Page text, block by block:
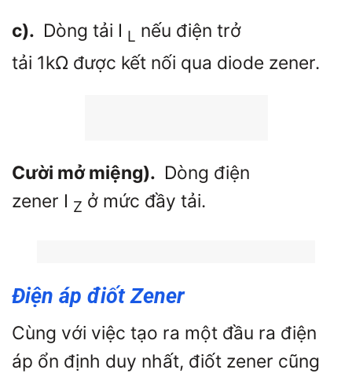
c). Dòng tải I L nếu điện trở
tải 1kΩ được kết nối qua diode zener.
Cười mở miệng). Dòng điện
zener I Z ở mức đầy tải.
Điện áp điốt Zener
Cùng với việc tạo ra một đầu ra điện
áp ổn định duy nhất, điốt zener cũng